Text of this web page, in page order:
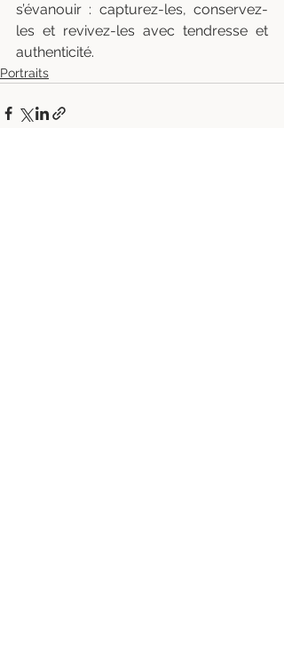
s’évanouir : capturez-les, conservez-
les et revivez-les avec tendresse et
authenticité.
Portraits